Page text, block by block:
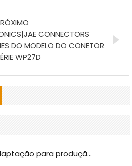
CONNECTORS
DO MODELO DO CONETOR
WP27D
Guia de avaliação e adaptação para produção em massa de componentes de cabos nacionais CNC Tech